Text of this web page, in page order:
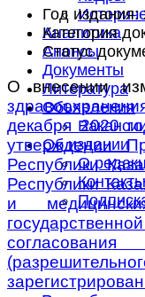
Аналитика
Анонсы
Документы
Литература
Объявления
Об издании
О
Контакты
Год издания:
Категория
Статус
О внесении
декабря 2020
утверждении
Республики
Республики
и